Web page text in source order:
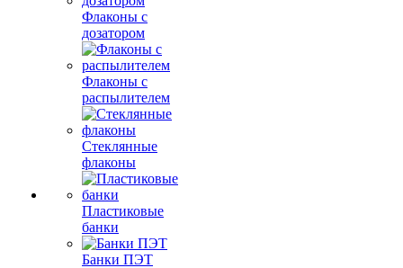
Флаконы с
дозатором
Флаконы с
распылителем
Стеклянные
флаконы
Пластиковые
банки
Банки ПЭТ